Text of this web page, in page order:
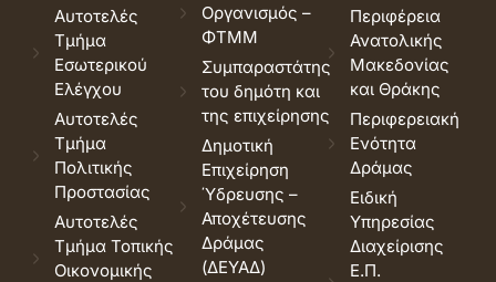
Αυτοτελές
Τμήμα
Εσωτερικού
Ελέγχου
Αυτοτελές
Τμήμα
Πολιτικής
Προστασίας
Αυτοτελές
Τμήμα Τοπικής
Οικονομικής
Οργανισμός –
ΦΤΜΜ
Συμπαραστάτης
του δημότη και
της επιχείρησης
Δημοτική
Επιχείρηση
Ύδρευσης –
Αποχέτευσης
Δράμας
(ΔΕΥΑΔ)
Περιφέρεια
Ανατολικής
Μακεδονίας
και Θράκης
Περιφερειακή
Ενότητα
Δράμας
Ειδική
Υπηρεσίας
Διαχείρισης
Ε.Π.